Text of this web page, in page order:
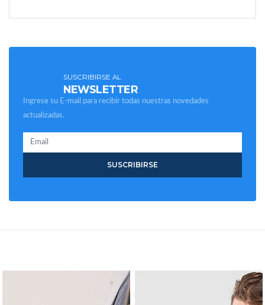
SUSCRIBIRSE AL
NEWSLETTER
Ingrese su E-mail para recibir todas nuestras novedades
actualizadas.
SUSCRIBIRSE